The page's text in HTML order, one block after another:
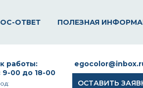
ОТВЕТ ПОЛЕЗНАЯ
ОСТАВИТЬ
работы:
9-00 до 18-00